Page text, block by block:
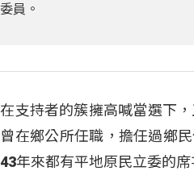
委員。
在支持者的簇擁高喊當選下
曾在鄉公所任職，擔任過鄉
43年來都有平地原民立委的